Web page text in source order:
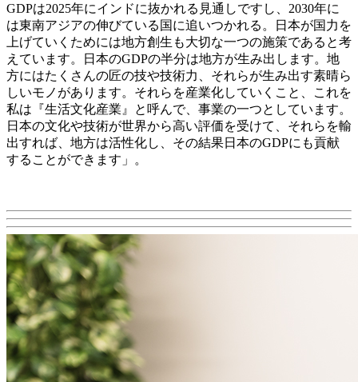
GDPは2025年にインドに抜かれる見通しですし、2030年に
は東南アジアの伸びている国に追いつかれる。日本が国力を
上げていくためには地方創生も大切な一つの施策であると考
えています。日本のGDPの半分は地方が生み出します。地
方にはたくさんの匠の技や技術力、それらが生み出す素晴ら
しいモノがあります。それらを産業化していくこと、これを
私は『生活文化産業』と呼んで、事業の一つとしています。
日本の文化や技術が世界から高い評価を受けて、それらを輸
出すれば、地方は活性化し、その結果日本のGDPにも貢献
することができます」。